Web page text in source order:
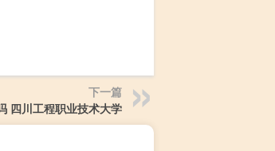
下一篇
四川工程职业技术大学